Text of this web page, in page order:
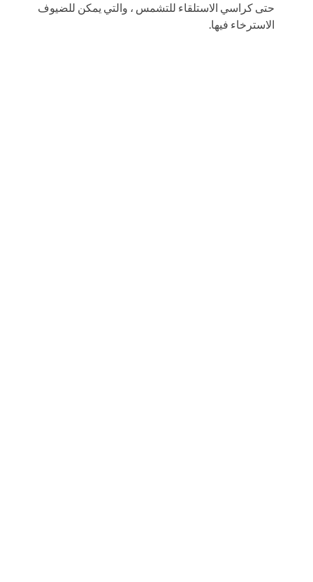
حتى كراسي الاستلقاء للتشمس ، والتي يمكن للضيوف
الاسترخاء فيها.